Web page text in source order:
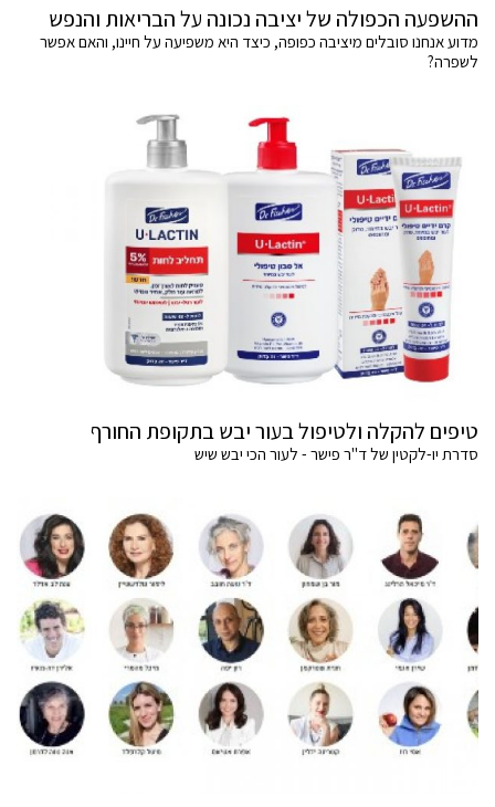
ההשפעה הכפולה של יציבה נכונה על הבריאות והנפש
מדוע אנחנו סובלים מיציבה כפופה, כיצד היא משפיעה על חיינו, והאם אפשר
לשפרה?
טיפים להקלה ולטיפול בעור יבש בתקופת החורף
סדרת יו-לקטין של ד"ר פישר - לעור הכי יבש שיש